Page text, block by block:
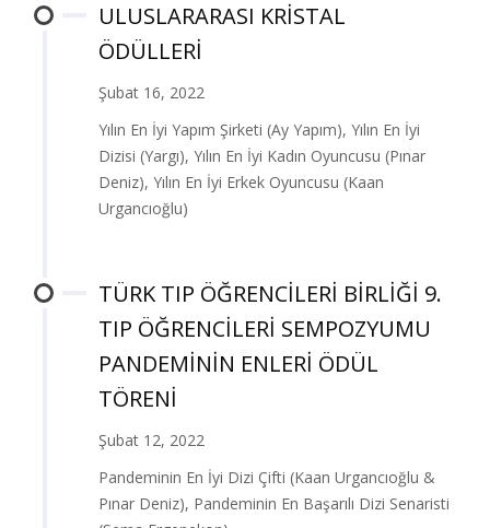
ULUSLARARASI KRİSTAL
ÖDÜLLERİ
Şubat 16, 2022
Yılın En İyi Yapım Şirketi (Ay Yapım), Yılın En İyi
Dizisi (Yargı), Yılın En İyi Kadın Oyuncusu (Pınar
Deniz), Yılın En İyi Erkek Oyuncusu (Kaan
Urgancıoğlu)
TÜRK TIP ÖĞRENCİLERİ BİRLİĞİ 9.
TIP ÖĞRENCİLERİ SEMPOZYUMU
PANDEMİNİN ENLERİ ÖDÜL
TÖRENİ
Şubat 12, 2022
Pandeminin En İyi Dizi Çifti (Kaan Urgancıoğlu &
Pınar Deniz), Pandeminin En Başarılı Dizi Senaristi